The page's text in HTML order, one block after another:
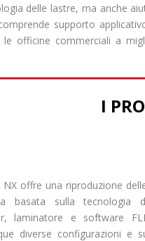
delle lastre, ma anche
supporto
officine commerciali a
I
NX offre una riproduzione
basata sulla tecnologia
laminatore e software
diverse configurazioni e